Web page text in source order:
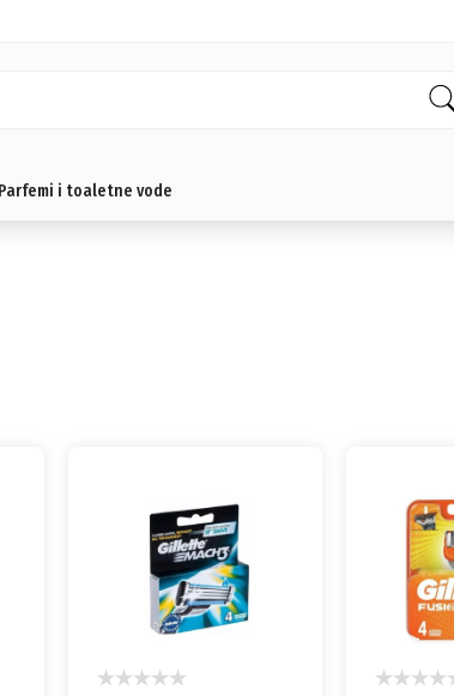
Parfemi i toaletne vode